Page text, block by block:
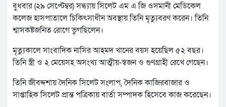
বুধবার (২৯ সেপ্টেম্বর) সন্ধ্যায় সিলেট এম এ জি ওসমানী মেডিকেল
কলেজ হাসপাতালে চিকিৎসাধীন অবস্থায় তিনি মৃত্যুবরণ করেন। তিনি
শ্বাসকষ্টজনিত রোগে ভুগছিলেন।
মৃত্যুকালে সাংবাদিক নাসির আহমদ খানের বয়স হয়েছিল ৫২ বছর।
তিনি স্ত্রী ও ২ মেয়েসহ অসংখ্য আত্মীয়-স্বজন ও গুণগ্রাহী রেখে গেছেন।
তিনি জীবদ্দশায় দৈনিক সিলেট সংলাপ, দৈনিক কাজিরবাজার ও
সাপ্তাহিক সিলেট প্রান্ত পত্রিকায় বার্তা সম্পাদক হিসেবে কাজ করেছেন।